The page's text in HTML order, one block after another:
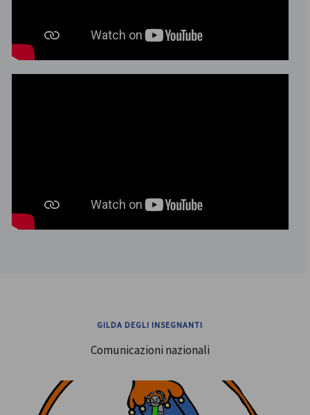
GILDA DEGLI INSEGNANTI
Comunicazioni nazionali